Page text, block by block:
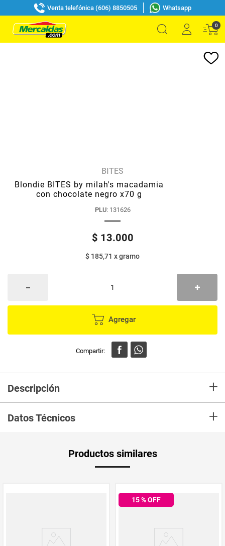
Venta telefónica (606) 8850505 Whatsapp
0
BITES
Blondie BITES by milah's macadamia
con chocolate negro x70 g
PLU: 131626
$ 13.000
$ 185,71 xgramo
Agregar
Descripción +
Datos Técnicos +
Productos similares
15% OFF